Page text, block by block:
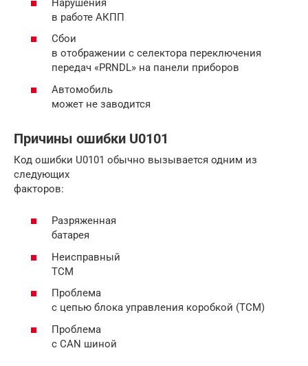
в работе АКПП
Сбои
в отображении с селектора переключения
передач «PRNDL» на панели приборов
Автомобиль
может не заводится
Причины ошибки U0101
Код ошибки U0101 обычно вызывается одним из
следующих
факторов:
Разряженная
батарея
Неисправный
TCM
Проблема
с цепью блока управления коробкой (TCM)
Проблема
с CAN шиной